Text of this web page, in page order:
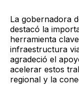
La gobernadora
destacó la
herramienta
infraestructura
agradeció el
acelerar estos
regional y la